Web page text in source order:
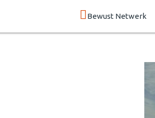
Bewust Netwerk